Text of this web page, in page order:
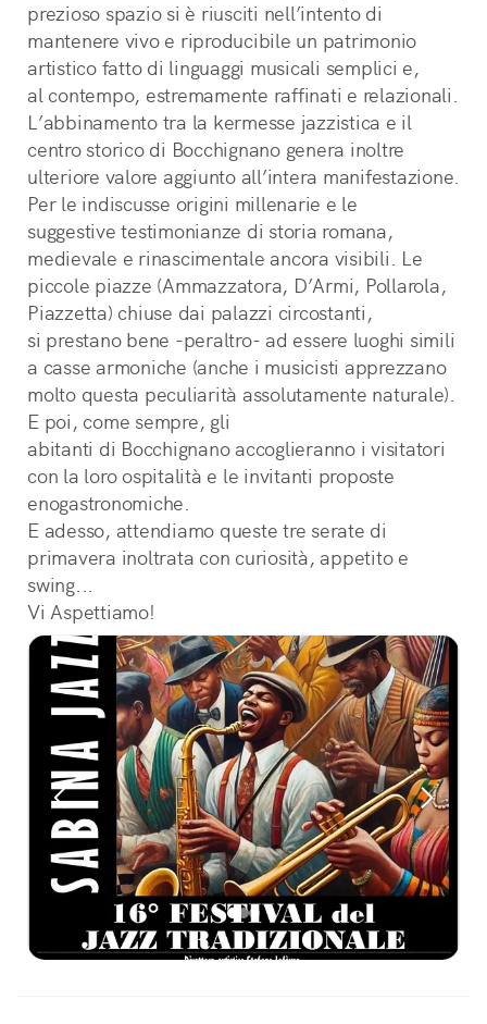
prezioso spazio si è riusciti nell’intento di
mantenere vivo e riproducibile un patrimonio
artistico fatto di linguaggi musicali semplici e,
al contempo, estremamente raffinati e relazionali.
L’abbinamento tra la kermesse jazzistica e il
centro storico di Bocchignano genera inoltre
ulteriore valore aggiunto all’intera manifestazione.
Per le indiscusse origini millenarie e le
suggestive testimonianze di storia romana,
medievale e rinascimentale ancora visibili. Le
piccole piazze (Ammazzatora, D’Armi, Pollarola,
Piazzetta) chiuse dai palazzi circostanti,
si prestano bene -peraltro- ad essere luoghi simili
a casse armoniche (anche i musicisti apprezzano
molto questa peculiarità assolutamente naturale).
E poi, come sempre, gli
abitanti di Bocchignano accoglieranno i visitatori
con la loro ospitalità e le invitanti proposte
enogastronomiche.
E adesso, attendiamo queste tre serate di
primavera inoltrata con curiosità, appetito e
swing...
Vi Aspettiamo!